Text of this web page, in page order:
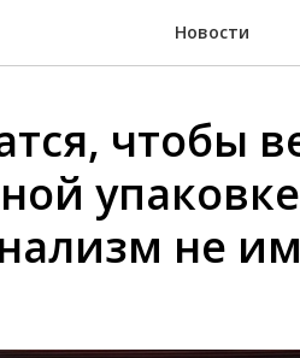
Новости
чтобы
не